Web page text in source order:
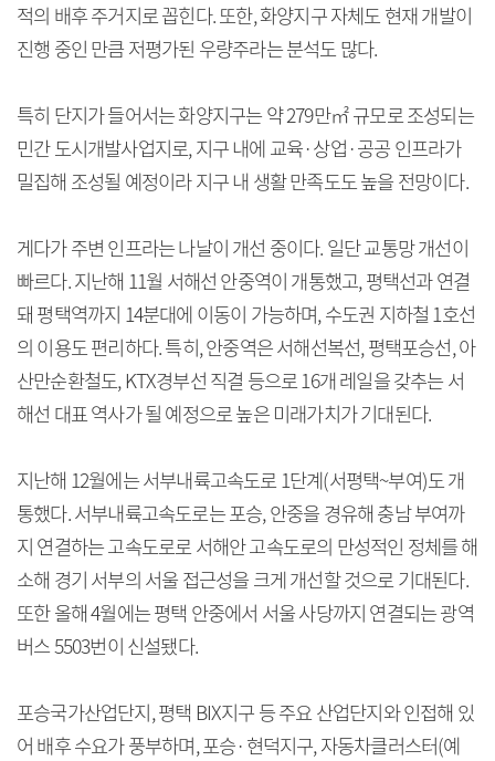
적의 배후 주거지로 꼽힌다. 또한, 화양지구 자체도 현재 개발이
진행 중인 만큼 저평가된 우량주라는 분석도 많다.
특히 단지가 들어서는 화양지구는 약 279만㎡ 규모로 조성되는
민간 도시개발사업지로, 지구 내에 교육·상업·공공 인프라가
밀집해 조성될 예정이라 지구 내 생활 만족도도 높을 전망이다.
게다가 주변 인프라는 나날이 개선 중이다. 일단 교통망 개선이
빠르다. 지난해 11월 서해선 안중역이 개통했고, 평택선과 연결
돼 평택역까지 14분대에 이동이 가능하며, 수도권 지하철 1호선
의 이용도 편리하다. 특히, 안중역은 서해선복선, 평택포승선, 아
산만순환철도, KTX경부선 직결 등으로 16개 레일을 갖추는 서
해선 대표 역사가 될 예정으로 높은 미래가치가 기대된다.
지난해 12월에는 서부내륙고속도로 1단계(서평택~부여)도 개
통했다. 서부내륙고속도로는 포승, 안중을 경유해 충남 부여까
지 연결하는 고속도로로 서해안 고속도로의 만성적인 정체를 해
소해 경기 서부의 서울 접근성을 크게 개선할 것으로 기대된다.
또한 올해 4월에는 평택 안중에서 서울 사당까지 연결되는 광역
버스 5503번이 신설됐다.
포승국가산업단지, 평택 BIX지구 등 주요 산업단지와 인접해 있
어 배후 수요가 풍부하며, 포승·현덕지구, 자동차클러스터(예